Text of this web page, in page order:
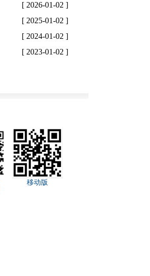
[ 2026-01-02 ]
[ 2025-01-02 ]
[ 2024-01-02 ]
[ 2023-01-02 ]
移动版